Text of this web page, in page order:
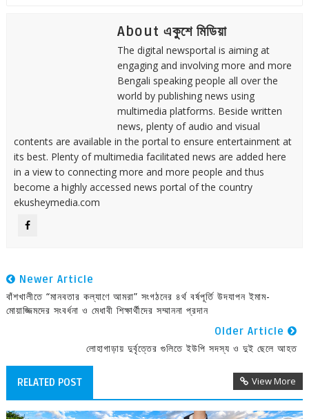
About একুশে মিডিয়া
The digital newsportal is aiming at
engaging and involving more and more
Bengali speaking people all over the
world by publishing news using
multimedia platforms. Beside written
news, plenty of audio and visual
contents are available in the portal to ensure entertainment at
its best. Plenty of multimedia facilitated news are added here
in a view to connecting more and more people and thus
become a highly accessed news portal of the country
ekusheymedia.com
Newer Article
বাঁশখালীতে “মানবতার কল্যাণে আমরা” সংগঠনের ৪র্থ বর্ষপূর্তি উদযাপন ইমাম-
মোয়াজ্জিমদের সংবর্ধনা ও মেধাবী শিক্ষার্থীদের সম্মাননা প্রদান
Older Article
লোহাগাড়ায় দুর্বৃত্তের গুলিতে ইউপি সদস্য ও দুই ছেলে আহত
RELATED POST View More